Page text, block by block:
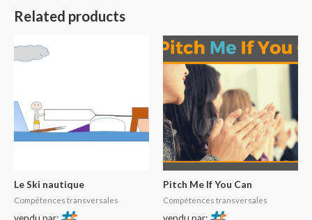
Related products
Le Ski nautique
Compétences transversales
Pitch Me If You Can
Compétences transversales